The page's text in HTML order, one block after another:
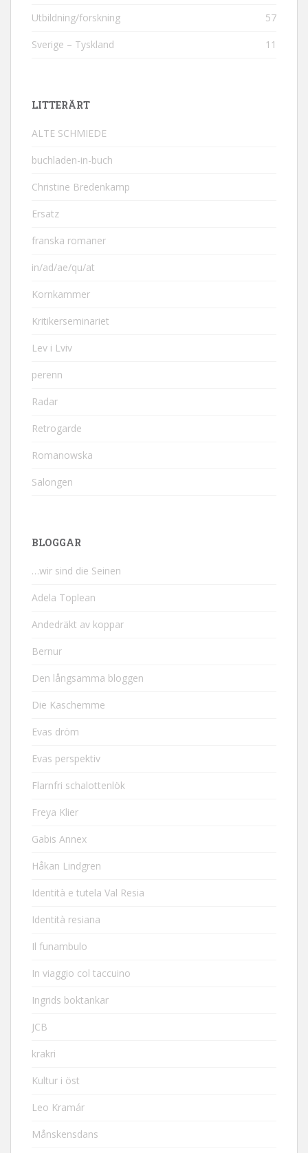
Utbildning/forskning 57
Sverige – Tyskland 11
LITTERÄRT
ALTE SCHMIEDE
buchladen-in-buch
Christine Bredenkamp
Ersatz
franska romaner
in/ad/ae/qu/at
Kornkammer
Kritikerseminariet
Lev i Lviv
perenn
Radar
Retrogarde
Romanowska
Salongen
BLOGGAR
…wir sind die Seinen
Adela Toplean
Andedräkt av koppar
Bernur
Den långsamma bloggen
Die Kaschemme
Evas dröm
Evas perspektiv
Flarnfri schalottenlök
Freya Klier
Gabis Annex
Håkan Lindgren
Identità e tutela Val Resia
Identità resiana
Il funambulo
In viaggio col taccuino
Ingrids boktankar
JCB
krakri
Kultur i öst
Leo Kramár
Månskensdans